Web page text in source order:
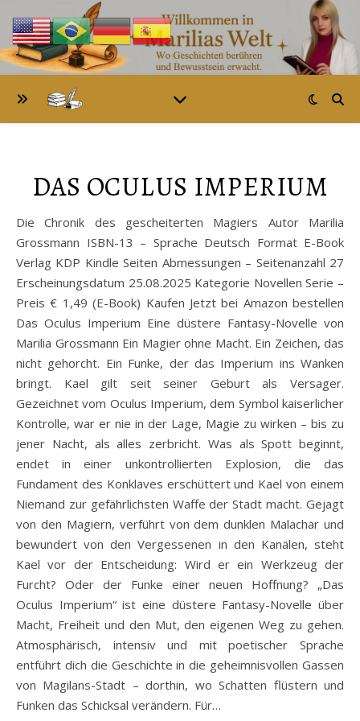
DAS OCULUS IMPERIUM
Die Chronik des gescheiterten Magiers Autor Marilia
Grossmann ISBN-13 – Sprache Deutsch Format E-Book
Verlag KDP Kindle Seiten Abmessungen – Seitenanzahl 27
Erscheinungsdatum 25.08.2025 Kategorie Novellen Serie –
Preis € 1,49 (E-Book) Kaufen Jetzt bei Amazon bestellen
Das Oculus Imperium Eine düstere Fantasy-Novelle von
Marilia Grossmann Ein Magier ohne Macht. Ein Zeichen, das
nicht gehorcht. Ein Funke, der das Imperium ins Wanken
bringt. Kael gilt seit seiner Geburt als Versager.
Gezeichnet vom Oculus Imperium, dem Symbol kaiserlicher
Kontrolle, war er nie in der Lage, Magie zu wirken – bis zu
jener Nacht, als alles zerbricht. Was als Spott beginnt,
endet in einer unkontrollierten Explosion, die das
Fundament des Konklaves erschüttert und Kael von einem
Niemand zur gefährlichsten Waffe der Stadt macht. Gejagt
von den Magiern, verführt von dem dunklen Malachar und
bewundert von den Vergessenen in den Kanälen, steht
Kael vor der Entscheidung: Wird er ein Werkzeug der
Furcht? Oder der Funke einer neuen Hoffnung? „Das
Oculus Imperium“ ist eine düstere Fantasy-Novelle über
Macht, Freiheit und den Mut, den eigenen Weg zu gehen.
Atmosphärisch, intensiv und mit poetischer Sprache
entführt dich die Geschichte in die geheimnisvollen Gassen
von Magilans-Stadt – dorthin, wo Schatten flüstern und
Funken das Schicksal verändern. Für…